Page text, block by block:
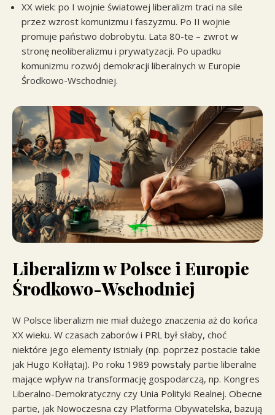
XX wiek: po I wojnie światowej liberalizm traci na sile
przez wzrost komunizmu i faszyzmu. Po II wojnie
promuje państwo dobrobytu. Lata 80-te – zwrot w
stronę neoliberalizmu i prywatyzacji. Po upadku
komunizmu rozwój demokracji liberalnych w Europie
Środkowo-Wschodniej.
Liberalizm w Polsce i Europie
Środkowo-Wschodniej
W Polsce liberalizm nie miał dużego znaczenia aż do końca
XX wieku. W czasach zaborów i PRL był słaby, choć
niektóre jego elementy istniały (np. poprzez postacie takie
jak Hugo Kołłątaj). Po roku 1989 powstały partie liberalne
mające wpływ na transformację gospodarczą, np. Kongres
Liberalno-Demokratyczny czy Unia Polityki Realnej. Obecne
partie, jak Nowoczesna czy Platforma Obywatelska, bazują